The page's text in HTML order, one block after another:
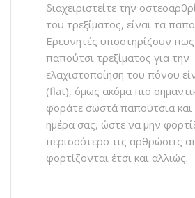
διαχειριστείτε την
του τρεξίματος, είναι τα
Ερευνητές υποστηρίζουν
παπούτσι τρεξίματος για την
ελαχιστοποίηση του πόνου
(flat), όμως ακόμα πιο
φοράτε σωστά παπούτσια και
ημέρα σας, ώστε να μην
περισσότερο τις αρθρώσεις
φορτίζονται έτσι και αλλιώς.